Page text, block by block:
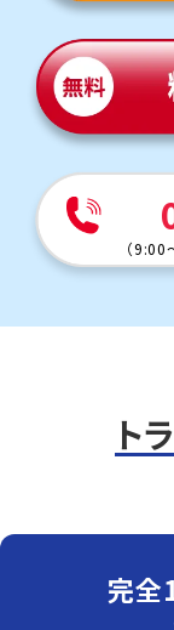
英語（教科
川中島中
問題も出
単元から
本番に臨
人気のコ
広徳中
トライの
広徳中
出題が多
教材も使
受けてい
英語（教
広徳中は
題も出題
元から応
番に臨め
（9:00
ト
完全